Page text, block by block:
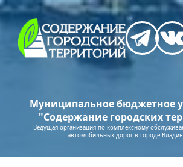
Муниципальное бюджетное
"Содержание городских
Ведущая организация по комплексному
автомобильных дорог в городе